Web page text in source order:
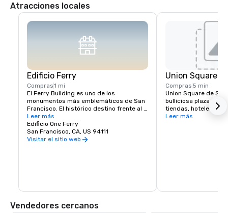
Atracciones locales
Edificio Ferry
Compras1 mi
El Ferry Building es uno de los
monumentos más emblemáticos de San
Francisco. El histórico destino frente al
mar sirve como puerta de entrada a la
ciudad y como lugar de reunión para la
comunidad del Área de la Bahía. En su
centro se encuentra el Ferry Building
compromete a apoyar a los pequeños
empresas que priorizan las prácticas
Leer más
Edificio One Ferry
San Francisco, CA, US 94111
Visitar el sitio web
Union Square
Compras 5 min
Union Square de
bulliciosa plaza
tiendas, hoteles y
centro de compras,
Leer más
Vendedores cercanos